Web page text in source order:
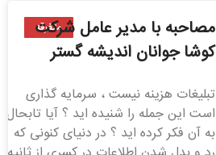
متفرقه
مصاحبه با مدیر عامل شرکت
کوشا جوانان اندیشه گستر
تبلیغات هزینه نیست ، سرمایه گذاری
است این جمله را شنیده اید ؟ آیا تابحال
به آن فکر کرده اید ؟ در دنیای کنونی که